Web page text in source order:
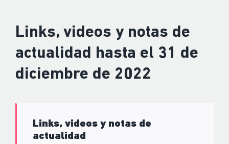
Links, videos y notas de
actualidad hasta el 31 de
diciembre de 2022
Links, videos y notas de
actualidad